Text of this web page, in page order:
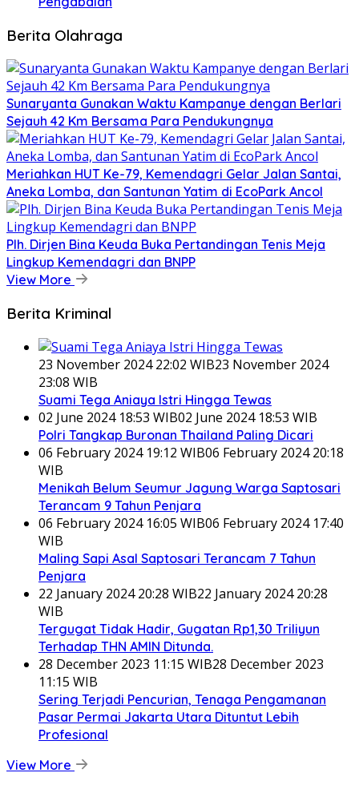
Berita Olahraga
Sunaryanta Gunakan Waktu Kampanye dengan Berlari
Sejauh 42 Km Bersama Para Pendukungnya
Meriahkan HUT Ke-79, Kemendagri Gelar Jalan Santai,
Aneka Lomba, dan Santunan Yatim di EcoPark Ancol
Plh. Dirjen Bina Keuda Buka Pertandingan Tenis Meja
Lingkup Kemendagri dan BNPP
View More
Berita Kriminal
23 November 2024 22:02 WIB23 November 2024
23:08 WIB
Suami Tega Aniaya Istri Hingga Tewas
02 June 2024 18:53 WIB02 June 2024 18:53 WIB
Polri Tangkap Buronan Thailand Paling Dicari
06 February 2024 19:12 WIB06 February 2024 20:18
WIB
Menikah Belum Seumur Jagung Warga Saptosari
Terancam 9 Tahun Penjara
06 February 2024 16:05 WIB06 February 2024 17:40
WIB
Maling Sapi Asal Saptosari Terancam 7 Tahun
Penjara
22 January 2024 20:28 WIB22 January 2024 20:28
WIB
Tergugat Tidak Hadir, Gugatan Rp1,30 Triliyun
Terhadap THN AMIN Ditunda.
28 December 2023 11:15 WIB28 December 2023
11:15 WIB
Sering Terjadi Pencurian, Tenaga Pengamanan
Pasar Permai Jakarta Utara Dituntut Lebih
Profesional
View More